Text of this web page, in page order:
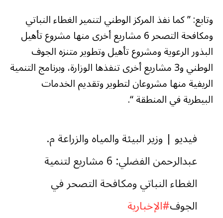
وتابع: ” كما نفذ المركز الوطني لتنمير الغطاء النباتي
ومكافحة التصحر 6 مشاريع أخرى منها مشروع تأهيل
البذور الرعوية ومشروع تأهيل وتطوير متنزه الجوف
الوطني و3 مشاريع أخرى تنفذها الوزارة، وبرنامج التنمية
الريفية منها مشروعان لتطوير وتقديم الخدمات
البيطرية في المنطقة “.
فيديو | وزير البيئة والمياه والزراعة م.
عبدالرحمن الفضلي: 6 مشاريع لتنمية
الغطاء النباتي ومكافحة التصحر في
الجوف#الإخبارية